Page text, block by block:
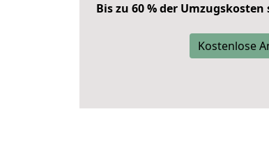
Bis zu 60 % der Umzugskosten
Kostenlose